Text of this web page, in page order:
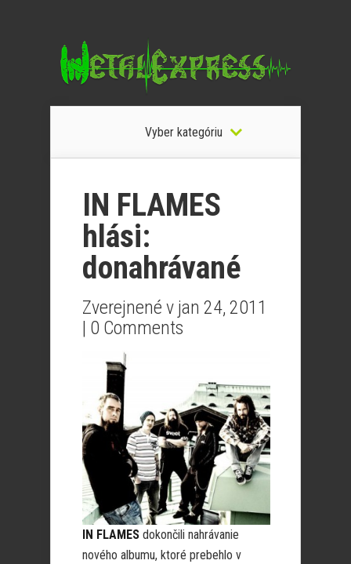
Vyber kategóriu
IN FLAMES
hlási:
donahrávané
Zverejnené v jan 24, 2011
| 0 Comments
IN FLAMES dokončili nahrávanie
nového albumu, ktoré prebehlo v